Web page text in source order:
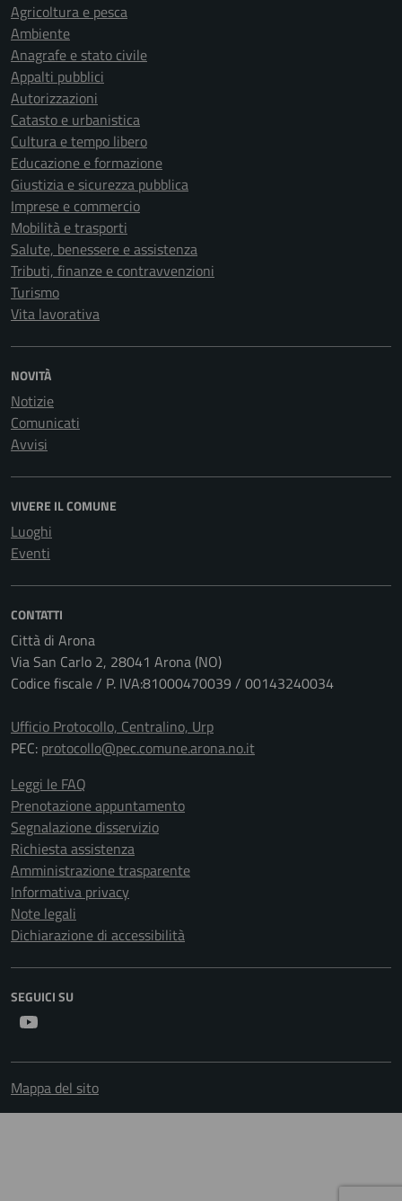
Agricoltura e pesca
Ambiente
Anagrafe e stato civile
Appalti pubblici
Autorizzazioni
Catasto e urbanistica
Cultura e tempo libero
Educazione e formazione
Giustizia e sicurezza pubblica
Imprese e commercio
Mobilità e trasporti
Salute, benessere e assistenza
Tributi, finanze e contravvenzioni
Turismo
Vita lavorativa
NOVITÀ
Notizie
Comunicati
Avvisi
VIVERE IL COMUNE
Luoghi
Eventi
CONTATTI
Città di Arona
Via San Carlo 2, 28041 Arona (NO)
Codice fiscale / P. IVA:81000470039 / 00143240034
Ufficio Protocollo, Centralino, Urp
PEC: protocollo@pec.comune.arona.no.it
Leggi le FAQ
Prenotazione appuntamento
Segnalazione disservizio
Richiesta assistenza
Amministrazione trasparente
Informativa privacy
Note legali
Dichiarazione di accessibilità
SEGUICI SU
Mappa del sito